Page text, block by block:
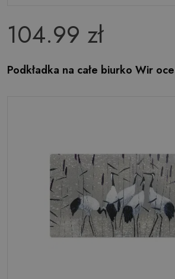
104.99 zł
Podkładka na całe biurko Wir